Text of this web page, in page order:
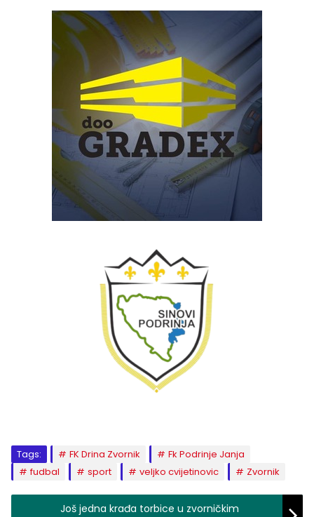
Tags: FK Drina Zvornik
Fk Podrinje Janja
fudbal
sport veljko cvijetinovic Zvornik
Još jedna krađa torbice u zvorničkim